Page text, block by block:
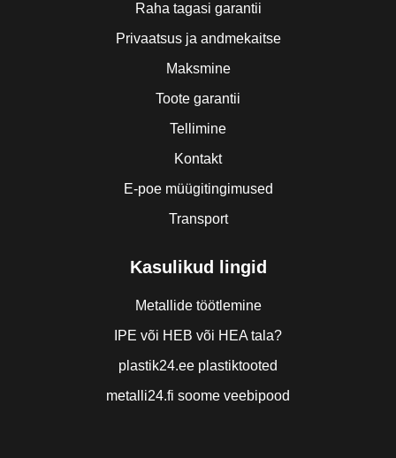
Raha tagasi garantii
Privaatsus ja andmekaitse
Maksmine
Toote garantii
Tellimine
Kontakt
E-poe müügitingimused
Transport
Kasulikud lingid
Metallide töötlemine
IPE või HEB või HEA tala?
plastik24.ee plastiktooted
metalli24.fi soome veebipood